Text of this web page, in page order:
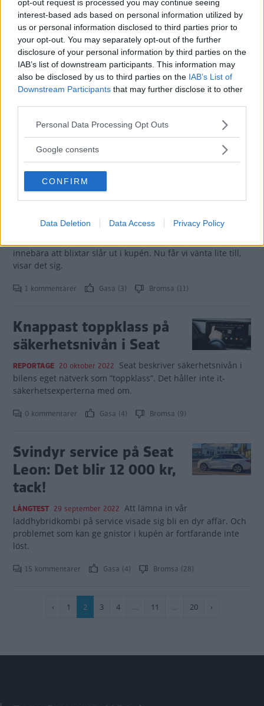
opt-out request is processed you may continue seeing
interest-based ads based on personal information utilized by
us or personal information disclosed to third parties prior to
your opt-out. You may separately opt-out of the further
disclosure of your personal information by third parties on the
IAB’s list of downstream participants. This information may
also be disclosed by us to third parties on the IAB’s List of
Downstream Participants that may further disclose it to other
Please note that this website/app uses one or more Google
not limited to your visit or usage behaviour. You may click to
use your data for below specified purposes in below Google
consent section.
Personal Data Processing Opt Outs
Google consents
CONFIRM
Data Deletion Data Access Privacy Policy
6 000 mil i Seat Leon:
Irriterande fel och rost
LÅNGTEST 29 december 2022
Det finns mycket att gilla med
Seat Leon laddhybrid. Irritationsmomenten har dock blivit
fler – och nu har rosten börjat krypa i ett konstigt hål
undertill.
Återkallelsen avbokad –
på grund av
verktygsbrist
LÅNGTEST 4 november 2022 Vår Seat Leon skulle in på
innebära att blixtar slår ut i kupén. Nu får vi vänta lite till,
visar det sig.
1 kommentarer Gasa (3) Bromsa (11)
Knappast toppklass på
säkerhetsnivån i Seat
REPORTAGE 20 oktober 2022 Seat beskriver säkerhetsnivån i
bilens eget nätverk som ”toppklass”. Det håller inte it-
säkerhetsexperterna med om.
0 kommentarer Gasa (4) Bromsa (9)
Svindyr service på Seat
Leon: Det blir 12 000 kr,
tack!
LÅNGTEST 29 september 2022 Att lämna in vår
laddhybridkombi på service visade sig bli en dyr affär. Och
problemet som kan ge gnistor i kupén är fortfarande inte
löst.
15 kommentarer Gasa (4) Bromsa (28)
Paginering
Föregående
‹ Sida
1
Nuvarande
2 Sida
3 Sida
4 … Sida
11 … Sida
20
Nästa
›